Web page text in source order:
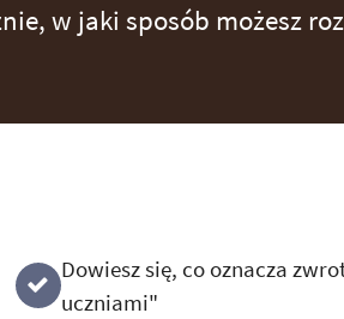
w jaki sposób możesz
Dowiesz się, co oznacza
uczniami"